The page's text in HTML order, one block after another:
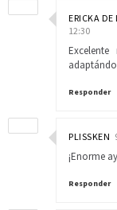
ERICKA DE
12:30
Responder
PLISSKEN
¡Enorme
Responder